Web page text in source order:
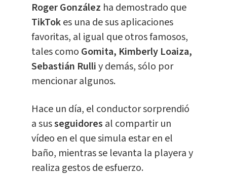
Roger González ha demostrado que
TikTokes una de sus aplicaciones
favoritas, al igual que otros famosos,
tales como Gomita, Kimberly Loaiza,
Sebastián Rulliy demás, sólo por
mencionar algunos.
Hace un día, el conductor sorprendió
a susseguidores al compartir un
vídeo en el que simula estar en el
baño, mientras se levanta la playera y
realiza gestos de esfuerzo.